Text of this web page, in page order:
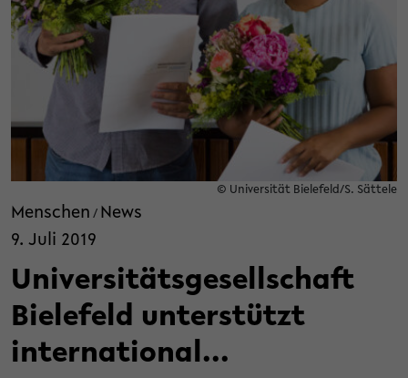
© Universität Bielefeld/S. Sättele
Menschen / News
9. Juli 2019
Universitätsgesellschaft
Bielefeld unterstützt
international...